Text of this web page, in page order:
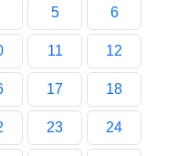
5 6
11 12
17 18
23 24